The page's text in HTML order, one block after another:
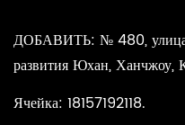
ДОБАВИТЬ: № 480, улица
развития Юхан, Ханчжоу,
Ячейка: 18157192118.